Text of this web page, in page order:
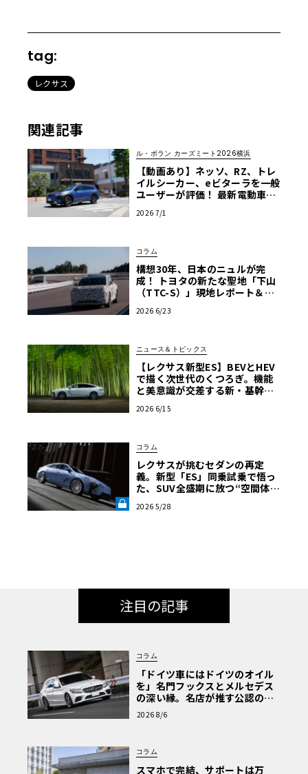
tag:
レクサス
関連記事
ル・ボラン カーズミート2026横浜
【動画あり】ネッソ、RZ、トレ
イルシーカー、eビターラを一般
ユーザーが評価！ 最新電動車体
ーズミート2026横浜】
2026 7/1
コラム
構想30年、日本のニュルが完
成！ トヨタの新たな聖地「下山
（TTC-S）」現地レポート＆新
2026 6/23
ニュース＆トピックス
【レクサス新型ES】BEVとHEV
で描く次世代のくつろぎ。機能
と美意識が交差する新・基幹セ
2026 6/15
コラム
レクサスが挑むセダンの再定
義。新型「ES」同乗試乗で悟っ
た、SUV全盛期に放つ“空間体
2026 5/28
注目の記事
コラム
「ドイツ車にはドイツのオイル
を」名門フックスとメルセデス
の深い縁。名店が推す公認の安
心と、Cクラスで味わうシルキー
な走り〈PR〉
2026 8/6
コラム
スマホで完結、サポートは万